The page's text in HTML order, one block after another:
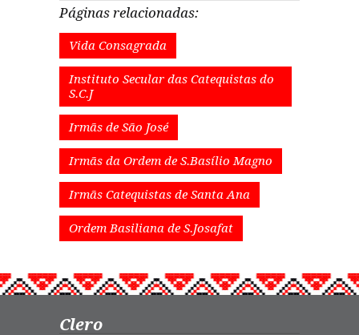
Páginas relacionadas:
Vida Consagrada
Instituto Secular das Catequistas do
S.C.J
Irmãs de São José
Irmãs da Ordem de S.Basílio Magno
Irmãs Catequistas de Santa Ana
Ordem Basiliana de S.Josafat
Clero